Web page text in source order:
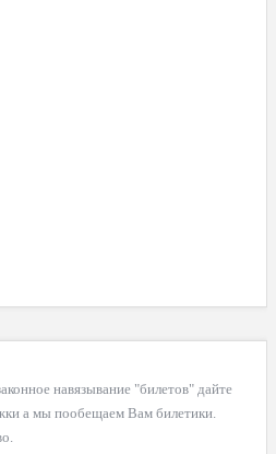
навязывание "билетов" дайте
а мы пообещаем Вам билетики.